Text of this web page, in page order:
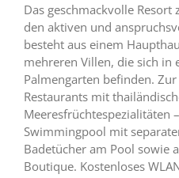
Das geschmackvolle
den aktiven und
besteht aus einem
mehreren Villen, die sich in
Palmengarten befinden.
Restaurants mit
Meeresfrüchtespezialitäten
Swimmingpool mit
Badetücher am Pool sowie
Boutique. Kostenloses